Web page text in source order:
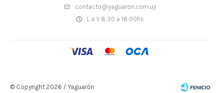
contacto@yaguaron.com.uy
L a V 8:30 a 18:00hs
© Copyright 2026 / Yaguarón